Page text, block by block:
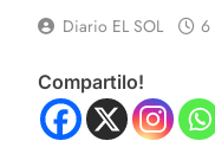
Diario EL SOL 6
Compartilo!